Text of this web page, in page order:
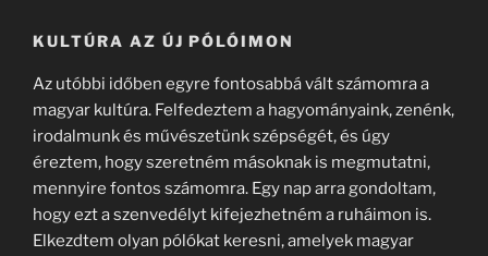
KULTÚRA AZ ÚJ PÓLÓIMON
Az utóbbi időben egyre fontosabbá vált számomra a
magyar kultúra. Felfedeztem a hagyományaink, zenénk,
irodalmunk és művészetünk szépségét, és úgy
éreztem, hogy szeretném másoknak is megmutatni,
mennyire fontos számomra. Egy nap arra gondoltam,
hogy ezt a szenvedélyt kifejezhetném a ruháimon is.
Elkezdtem olyan pólókat keresni, amelyek magyar